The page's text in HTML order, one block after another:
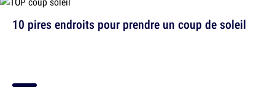
10 pires endroits pour prendre un coup de soleil